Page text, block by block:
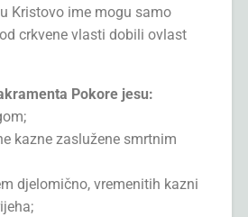
Kristovo ime mogu samo
crkvene vlasti dobili ovlast
Pokore jesu:
kazne zaslužene smrtnim
djelomično, vremenitih kazni